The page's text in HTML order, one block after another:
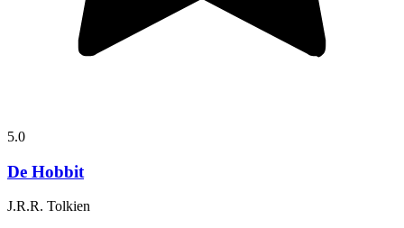
5.0
De Hobbit
J.R.R. Tolkien